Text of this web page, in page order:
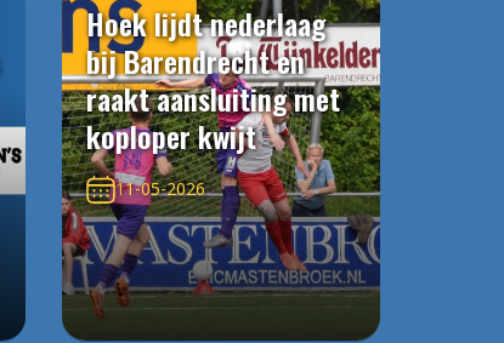
Hoek lijdt nederlaag
bij Barendrecht en
raakt aansluiting met
koploper kwijt
11-05-2026